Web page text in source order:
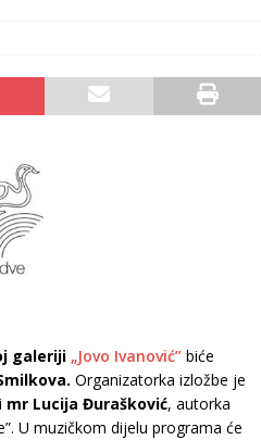
galeriji „Jovo Ivanović”biće
Organizatorka izložbe je
mr Lucija Đurašković, autorka
U muzičkom dijelu programa će